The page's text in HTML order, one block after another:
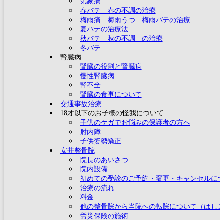
春バテ 春の不調の治療
梅雨痛 梅雨うつ 梅雨バテの治療
夏バテの治療法
秋バテ 秋の不調 の治療
冬バテ
腎臓病
腎臓の役割と腎臓病
慢性腎臓病
腎不全
腎臓の食事について
交通事故治療
18才以下のお子様の怪我について
子供のケガでお悩みの保護者の方へ
肘内障
子供姿勢矯正
安井整骨院
院長のあいさつ
院内設備
初めての受診のご予約・変更・キャンセルに
治療の流れ
料金
他の整骨院から当院への転院について（はし
労災保険の施術